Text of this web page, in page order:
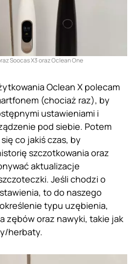
Soocas X3 oraz Oclean One
Oclean X polecam
(chociaż raz), by
ustawieniami i
pod siebie. Potem
co jakiś czas, by
szczotkowania oraz
aktualizacje
Jeśli chodzi o
to do naszego
typu uzębienia,
zębów oraz nawyki, takie jak
herbaty.